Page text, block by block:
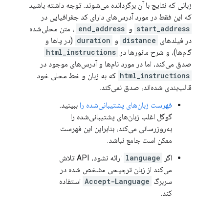
زبانی که نتایج با آن برگردانده می‌شوند. توجه داشته باشید
که این فقط در مورد آدرس‌های دارای کد جغرافیایی در
start_address و end_address ، متن محلی‌شده
در فیلدهای distance و duration (در پاها و
گام‌ها)، و شرح مانورها در html_instructions
صدق می‌کند، اما در مورد نام‌ها و آدرس‌های موجود در
html_instructions که به زبان و خط محلی خود
قالب‌بندی شده‌اند، صدق نمی‌کند.
فهرست زبان‌های پشتیبانی‌شده را ببینید.
گوگل اغلب زبان‌های پشتیبانی‌شده را
به‌روزرسانی می‌کند، بنابراین این فهرست
ممکن است جامع نباشد.
اگر
language
ارائه نشود، API تلاش
می‌کند از زبان ترجیحی مشخص شده در
سربرگ Accept-Language استفاده
کند.